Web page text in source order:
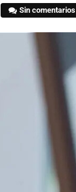
Sin comentarios